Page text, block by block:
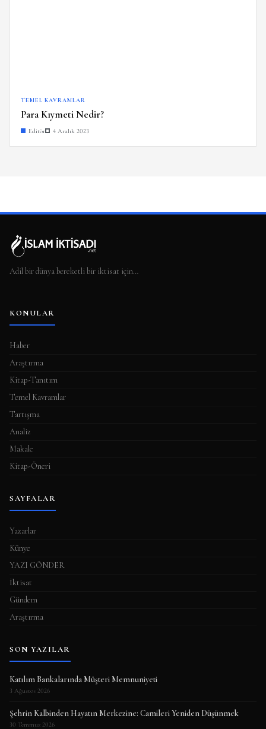
TEMEL KAVRAMLAR
Para Kıymeti Nedir?
Editör 4 Aralık 2023
Adil bir dünya bereketli bir iktisat için…
KONULAR
Haber
Araştırma
Kitap-Tanıtım
Temel Kavramlar
Tartışma
Analiz
Makale
Kitap-Öneri
SAYFALAR
Yazarlar
Künye
YAZI GÖNDER
İktisat
Gündem
Araştırma
SON YAZILAR
Katılım Bankalarında Müşteri Memnuniyeti
3 Ağustos 2026
Şehrin Kalbinden Hayatın Merkezine: Camileri Yeniden Düşünmek
30 Temmuz 2026